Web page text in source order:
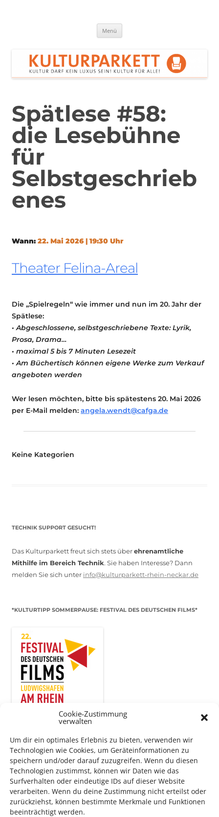
Cookie-Zustimmung
verwalten
Um dir ein optimales Erlebnis zu bieten, verwenden wir
Technologien wie Cookies, um Geräteinformationen zu
speichern und/oder darauf zuzugreifen. Wenn du diesen
Technologien zustimmst, können wir Daten wie das
Surfverhalten oder eindeutige IDs auf dieser Website
verarbeiten. Wenn du deine Zustimmung nicht erteilst oder
zurückziehst, können bestimmte Merkmale und Funktionen
beeinträchtigt werden.
Menü
Spätlese #58:
die Lesebühne
für
Selbstgeschrieb
enes
Wann: 22. Mai 2026 | 19:30 Uhr
Theater Felina-Areal
Die „Spielregeln“ wie immer und nun im 20. Jahr der
Spätlese:
• Abgeschlossene, selbstgeschriebene Texte: Lyrik,
Prosa, Drama…
• maximal 5 bis 7 Minuten Lesezeit
• Am Büchertisch können eigene Werke zum Verkauf
angeboten werden
Wer lesen möchten, bitte bis spätestens 20. Mai 2026
per E-Mail melden: angela.wendt@cafga.de
Keine Kategorien
TECHNIK SUPPORT GESUCHT!
Das Kulturparkett freut sich stets überehrenamtliche
Mithilfe im Bereich Technik. Sie haben Interesse? Dann
melden Sie sich unter info@kulturparkett-rhein-neckar.de
*KULTURTIPP SOMMERPAUSE: FESTIVAL DES DEUTSCHEN FILMS*
Films
in Ludwigshafen statt.
Vom 19. August bist zum 9. September
haben Kulturpass-
Inhaber*innen freien Eintrittzu den Vorstellungen – 30
Minuten vor Beginn des Films und solange der Vorrat reicht!
Weitere Details zum Festival finden SieHIER